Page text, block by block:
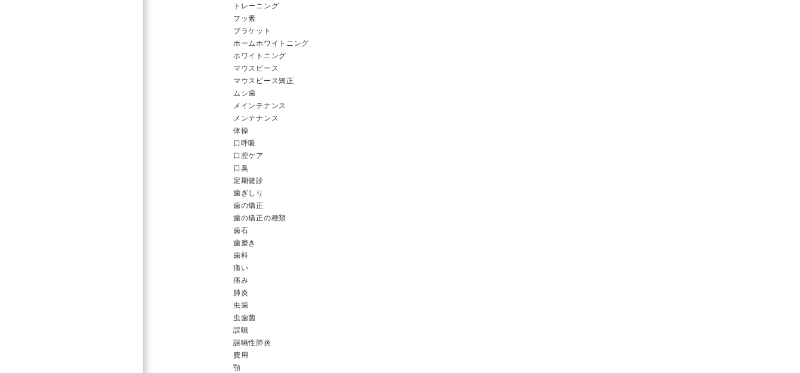
トレーニング
フッ素
ブラケット
ホームホワイトニング
ホワイトニング
マウスピース
マウスピース矯正
ムシ歯
メインテナンス
メンテナンス
体操
口呼吸
口腔ケア
口臭
定期健診
歯ぎしり
歯の矯正
歯の矯正の種類
歯石
歯磨き
歯科
痛い
痛み
肺炎
虫歯
虫歯菌
誤嚥
誤嚥性肺炎
費用
顎